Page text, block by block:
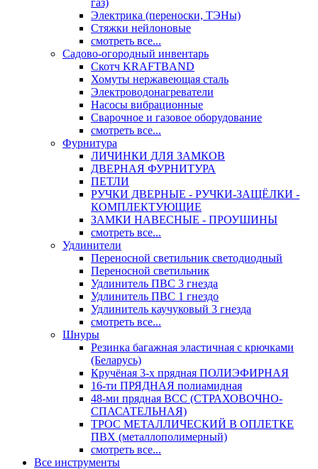
газ)
Электрика (переноски, ТЭНы)
Стяжки нейлоновые
смотреть все...
Садово-огородный инвентарь
Скотч KRAFTBAND
Хомуты нержавеющая сталь
Электроводонагреватели
Насосы вибрационные
Сварочное и газовое оборудование
смотреть все...
Фурнитура
ЛИЧИНКИ ДЛЯ ЗАМКОВ
ДВЕРНАЯ ФУРНИТУРА
ПЕТЛИ
РУЧКИ ДВЕРНЫЕ - РУЧКИ-ЗАЩЁЛКИ -
КОМПЛЕКТУЮЩИЕ
ЗАМКИ НАВЕСНЫЕ - ПРОУШИНЫ
смотреть все...
Удлинители
Переносной светильник светодиодный
Переносной светильник
Удлинитель ПВС 3 гнезда
Удлинитель ПВС 1 гнездо
Удлинитель каучуковый 3 гнезда
смотреть все...
Шнуры
Резинка багажная эластичная с крючками
(Беларусь)
Кручёная 3-х прядная ПОЛИЭФИРНАЯ
16-ти ПРЯДНАЯ полиамидная
48-ми прядная ВСС (СТРАХОВОЧНО-
СПАСАТЕЛЬНАЯ)
ТРОС МЕТАЛЛИЧЕСКИЙ В ОПЛЕТКЕ
ПВХ (металлополимерный)
смотреть все...
Все инструменты